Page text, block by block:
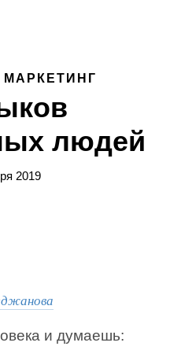
МАРКЕТИНГ
людей
2019
и думаешь: